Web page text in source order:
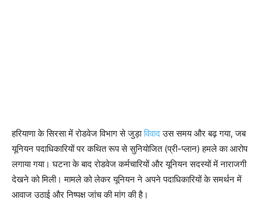
हरियाणा के सिरसा में रोडवेज विभाग से जुड़ाविवादउस समय और बढ़ गया, जब
यूनियन पदाधिकारियों पर कथित रूप से सुनियोजित (प्री-प्लान) हमले का आरोप
लगाया गया। घटना के बाद रोडवेज कर्मचारियों और यूनियन सदस्यों में नाराजगी
देखने को मिली। मामले को लेकर यूनियन ने अपने पदाधिकारियों के समर्थन में
आवाज उठाई और निष्पक्ष जांच की मांग की है।